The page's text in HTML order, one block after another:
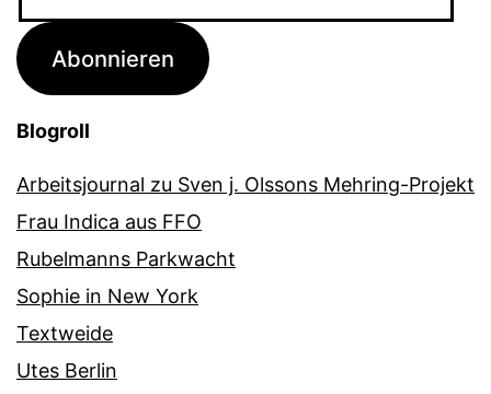
Adresse
Abonnieren
Blogroll
Arbeitsjournal zu Sven j. Olssons Mehring-Projekt
Frau Indica aus FFO
Rubelmanns Parkwacht
Sophie in New York
Textweide
Utes Berlin